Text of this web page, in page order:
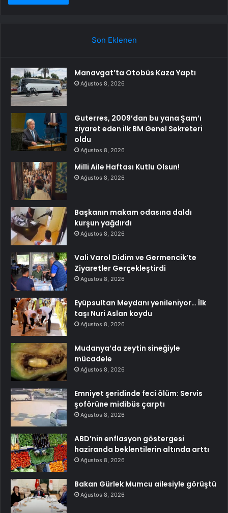
Son Eklenen
Manavgat’ta Otobüs Kaza Yaptı
Ağustos 8, 2026
Guterres, 2009’dan bu yana Şam’ı
ziyaret eden ilk BM Genel Sekreteri
oldu
Ağustos 8, 2026
Milli Aile Haftası Kutlu Olsun!
Ağustos 8, 2026
Başkanın makam odasına daldı
kurşun yağdırdı
Ağustos 8, 2026
Vali Varol Didim ve Germencik’te
Ziyaretler Gerçekleştirdi
Ağustos 8, 2026
Eyüpsultan Meydanı yenileniyor… İlk
taşı Nuri Aslan koydu
Ağustos 8, 2026
Mudanya’da zeytin sineğiyle
mücadele
Ağustos 8, 2026
Emniyet şeridinde feci ölüm: Servis
şoförüne midibüs çarptı
Ağustos 8, 2026
ABD’nin enflasyon göstergesi
haziranda beklentilerin altında arttı
Ağustos 8, 2026
Bakan Gürlek Mumcu ailesiyle görüştü
Ağustos 8, 2026